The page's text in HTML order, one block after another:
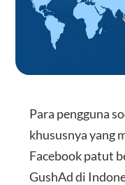
Para pengguna
khususnya yang
Facebook patut
GushAd di